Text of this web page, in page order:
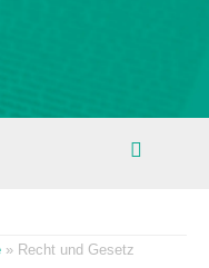
» Recht und Gesetz